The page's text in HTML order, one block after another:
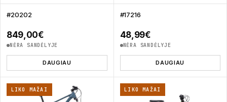
#20202
849,00€
NĖRA SANDĖLYJE
DAUGIAU
#17216
48,99€
NĖRA SANDĖLYJE
DAUGIAU
LIKO MAŽAI LIKO MAŽAI